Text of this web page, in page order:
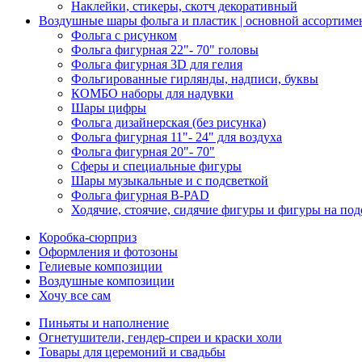
Наклейки, стикеры, скотч декоративный
Воздушные шары фольга и пластик | основной
Фольга с рисунком
Фольга фигурная 22"- 70" головы
Фольга фигурная 3D для гелия
Фольгированные гирлянды, надписи, буквы
КОМБО наборы для надувки
Шары цифры
Фольга дизайнерская (без рисунка)
Фольга фигурная 11"- 24" для воздуха
Фольга фигурная 20"- 70"
Сферы и специальные фигуры
Шары музыкальные и с подсветкой
Фольга фигурная B-PAD
Ходячие, стоячие, сидячие фигуры и фигуры на
Коробка-сюрприз
Оформления и фотозоны
Гелиевые композиции
Воздушные композиции
Хочу все сам
Пиньяты и наполнение
Огнетушители, гендер-спреи и краски холи
Товары для церемоний и свадьбы